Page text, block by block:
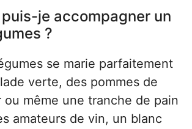
je accompagner un
?
se marie parfaitement
verte, des pommes de
ou même une tranche de pain
amateurs de vin, un blanc